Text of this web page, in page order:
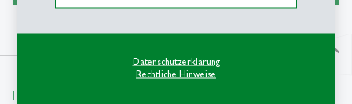
Datenschutzerklärung
Rechtliche Hinweise
north
From insight to impact.